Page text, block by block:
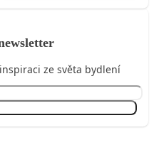
ze světa bydlení